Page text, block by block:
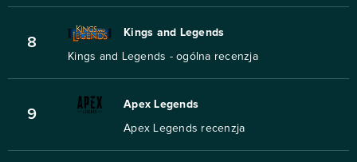
8
Kings and Legends
Kings and Legends - ogólna recenzja
9
Apex Legends
Apex Legends recenzja